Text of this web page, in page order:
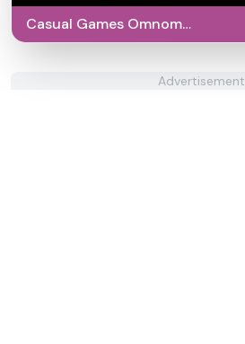
Casual Games Omnom
Jump
Advertisement